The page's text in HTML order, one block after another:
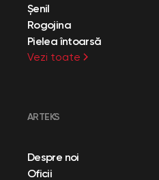
Șenil
Rogojina
Pielea întoarsă
Vezi toate
ARTEKS
Despre noi
Oficii